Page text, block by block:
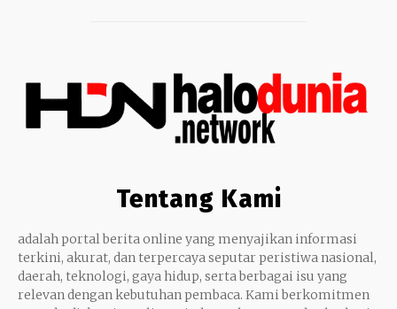
Tentang Kami
adalah portal berita online yang menyajikan informasi
terkini, akurat, dan terpercaya seputar peristiwa nasional,
daerah, teknologi, gaya hidup, serta berbagai isu yang
relevan dengan kebutuhan pembaca. Kami berkomitmen